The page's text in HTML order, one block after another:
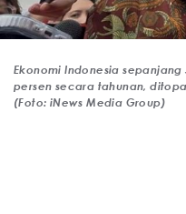
Ekonomi Indonesia
persen secara tahunan,
(Foto: iNews Media Group)